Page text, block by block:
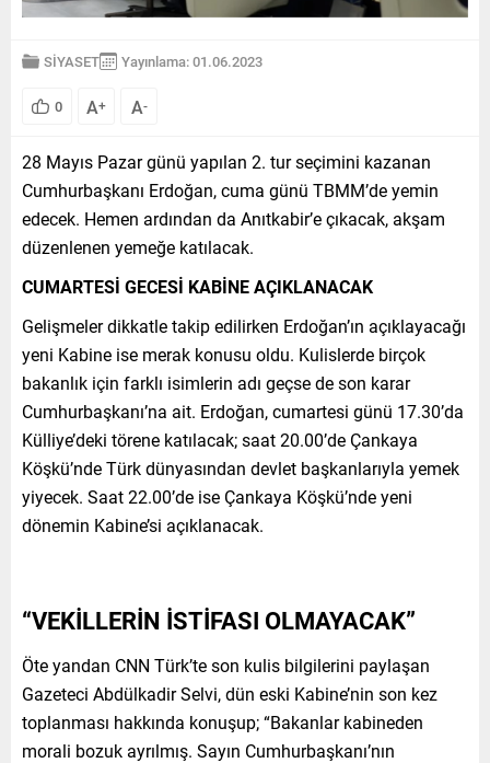
SİYASET Yayınlama: 01.06.2023
0 A+ A-
28 Mayıs Pazar günü yapılan 2. tur seçimini kazanan
Cumhurbaşkanı Erdoğan, cuma günü TBMM’de yemin
edecek. Hemen ardından da Anıtkabir’e çıkacak, akşam
düzenlenen yemeğe katılacak.
CUMARTESİ GECESİ KABİNE AÇIKLANACAK
Gelişmeler dikkatle takip edilirken Erdoğan’ın açıklayacağı
yeni Kabine ise merak konusu oldu. Kulislerde birçok
bakanlık için farklı isimlerin adı geçse de son karar
Cumhurbaşkanı’na ait. Erdoğan, cumartesi günü 17.30’da
Külliye’deki törene katılacak; saat 20.00’de Çankaya
Köşkü’nde Türk dünyasından devlet başkanlarıyla yemek
yiyecek. Saat 22.00’de ise Çankaya Köşkü’nde yeni
dönemin Kabine’si açıklanacak.
“VEKİLLERİN İSTİFASI OLMAYACAK”
Öte yandan CNN Türk’te son kulis bilgilerini paylaşan
Gazeteci Abdülkadir Selvi, dün eski Kabine’nin son kez
toplanması hakkında konuşup; “Bakanlar kabineden
morali bozuk ayrılmış. Sayın Cumhurbaşkanı’nın